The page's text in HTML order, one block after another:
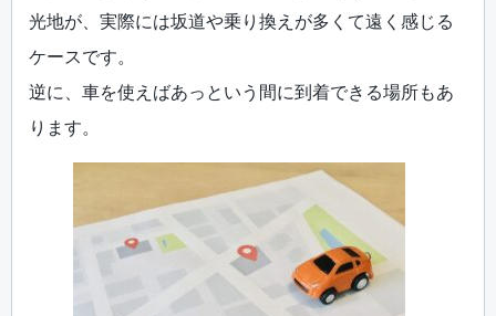
光地が、実際には坂道や乗り換えが多くて遠く感じる
ケースです。
逆に、車を使えばあっという間に到着できる場所もあ
ります。